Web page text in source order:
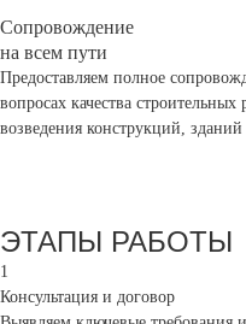
Сопровождение
на всем пути
Предоставляем полное
вопросах качества
возведения конструкций,
ЭТАПЫ РАБОТЫ
1
Консультация и договор